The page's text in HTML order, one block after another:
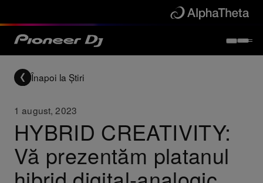
Înapoi la Știri
1 august, 2023
HYBRID CREATIVITY:
Vă prezentăm platanul